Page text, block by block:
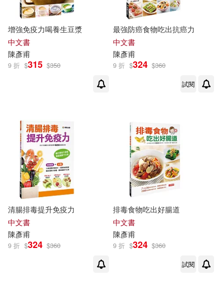
增強免疫力喝養生豆漿
中文書
陳彥甫
9 折 $315 $350
最強防癌食物吃出抗癌力
中文書
陳彥甫
9 折 $324 $360
試閱
清腸排毒提升免疫力
中文書
陳彥甫
9 折 $324 $360
排毒食物吃出好腸道
中文書
陳彥甫
9 折 $324 $360
試閱